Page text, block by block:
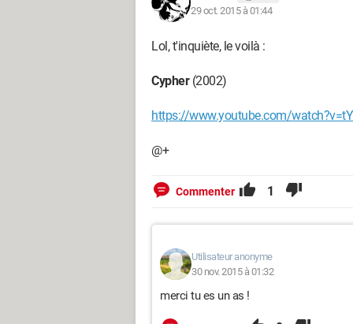
29 oct. 2015 à 01:44
Lol, t'inquiète, le voilà :
Cypher(2002)
https://www.youtube.com/
@+
Commenter 1
Utilisateur anonyme
30 nov. 2015 à 01:32
merci tu es un as !